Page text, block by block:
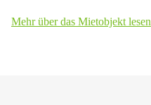
Mehr über das Mietobjekt lesen